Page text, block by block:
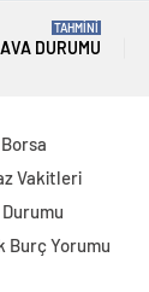
DURUMU
TAHMİNİ
Borsa
Vakitleri
Burç Yorumu